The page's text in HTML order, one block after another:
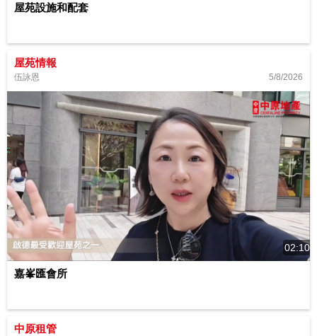
屋苑設施和配套
屋苑情報
伍詠恩 5/8/2026
02:10
嘉峯匯會所
中原租管